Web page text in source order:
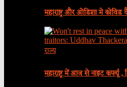
महाराष्ट्र और ओडिशा मे
राज्य
महाराष्ट्र में आज से नाइट